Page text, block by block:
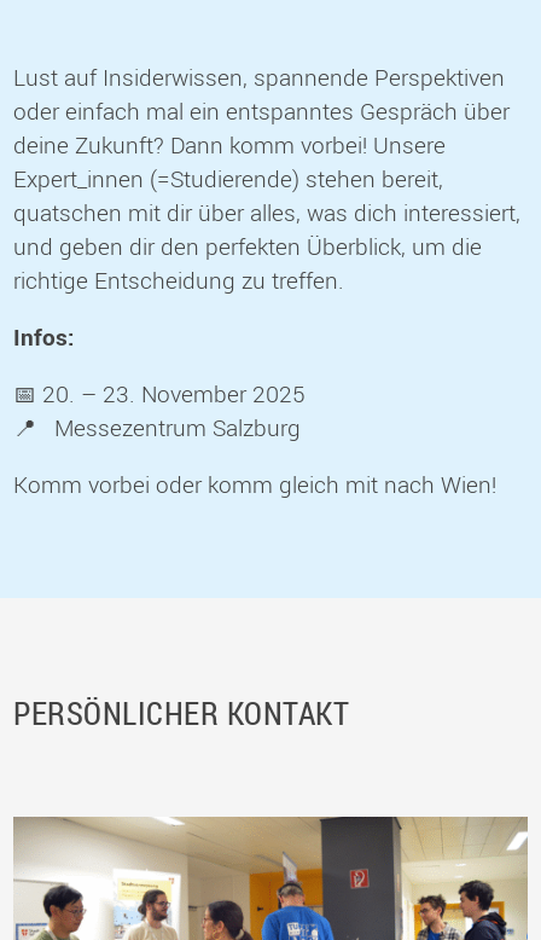
Lust auf Insiderwissen, spannende Perspektiven
oder einfach mal ein entspanntes Gespräch über
deine Zukunft? Dann komm vorbei! Unsere
Expert_innen (=Studierende) stehen bereit,
quatschen mit dir über alles, was dich interessiert,
und geben dir den perfekten Überblick, um die
richtige Entscheidung zu treffen.
Infos:
📅 20. – 23. November 2025
📍 Messezentrum Salzburg
Komm vorbei oder komm gleich mit nach Wien!
PERSÖNLICHER KONTAKT